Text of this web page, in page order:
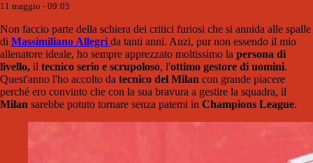
11 maggio - 09:05
Non faccio parte della schiera dei critici furiosi che si annida alle spalle
di Massimiliano Allegri da tanti anni. Anzi, pur non essendo il mio
allenatore ideale, ho sempre apprezzato moltissimo la persona di
livello, il tecnico serio e scrupoloso, l'ottimo gestore di uomini.
Quest'anno l'ho accolto da tecnico del Milan con grande piacere
perché ero convinto che con la sua bravura a gestire la squadra, il
Milan sarebbe potuto tornare senza patemi in Champions League.